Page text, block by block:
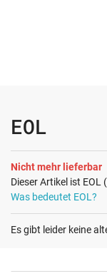
EOL
Nicht mehr lieferbar
Dieser Artikel ist
Was bedeutet EOL?
Es gibt leider keine